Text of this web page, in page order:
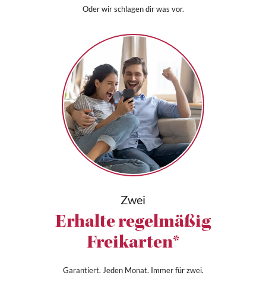
Oder wir schlagen dir was vor.
Zwei
Erhalte regelmäßig
Freikarten*
Garantiert. Jeden Monat. Immer für zwei.